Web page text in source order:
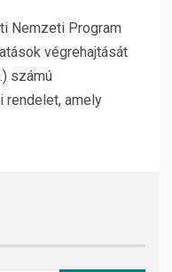
Nemzeti Program
végrehajtását
számú
amely